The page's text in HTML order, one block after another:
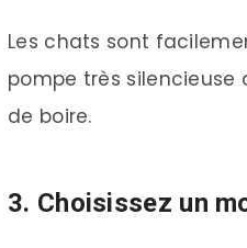
Les chats sont
pompe très
de boire.
3. Choisissez un